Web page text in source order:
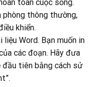
toàn cuộc sống.
phòng thông thường,
khiển.
Word. Bạn muốn in
các đoạn. Hãy đưa
đầu tiên bằng cách sử